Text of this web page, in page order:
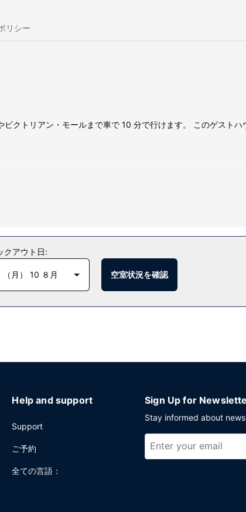
リシー
クトリアン・モールまで車で 10 分で行けます。 このゲストハ
ます。デスク、コーヒー / ティーメーカーをご利用いただけ、
のバー / ラウンジのひとつでくつろぎながら、ドリンクをお楽
)。
クアウト日:
（月） 10 ８月 空室状況を確認
Help and support
Support
ご予約
全ての言語：
Sign Up for
Stay informed about